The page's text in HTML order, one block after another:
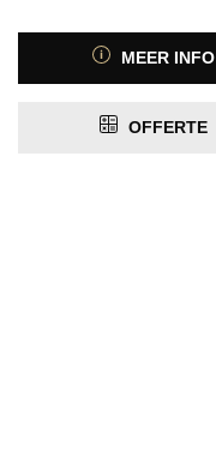
MEER INFO
OFFERTE